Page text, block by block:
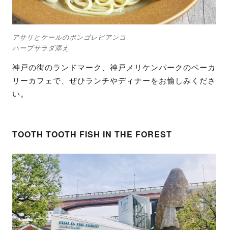
アサリとケールのボンゴレビアンコ
ハーブサラダ添え
神戸の街のランドマーク、神戸メリケンパークのベーカ
リーカフェで、ぜひランチやディナーをお愉しみくださ
い。
TOOTH TOOTH FISH IN THE FOREST